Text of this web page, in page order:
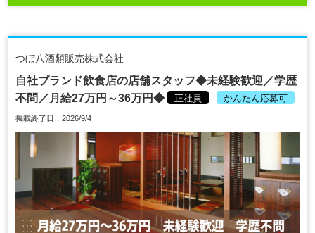
つぼ八酒類販売株式会社
自社ブランド飲食店の店舗スタッフ◆未経験歓迎／学歴
不問／月給27万円～36万円◆
正社員 かんたん応募可
掲載終了日：2026/9/4